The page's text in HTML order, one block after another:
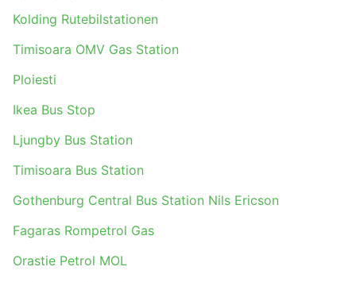
Kolding Rutebilstationen
Timisoara OMV Gas Station
Ploiesti
Ikea Bus Stop
Ljungby Bus Station
Timisoara Bus Station
Gothenburg Central Bus Station Nils Ericson
Fagaras Rompetrol Gas
Orastie Petrol MOL